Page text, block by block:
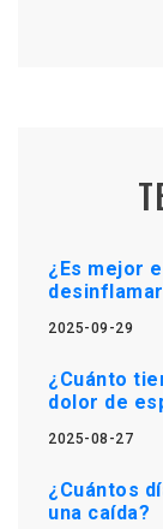
¿Es mejor
2025-09-29
¿Cuánto
dolor de
2025-08-27
¿Cuántos
una caída?